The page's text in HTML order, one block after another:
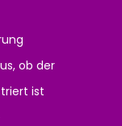
ob der
ist